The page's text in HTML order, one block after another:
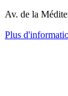
Av. de la
Plus